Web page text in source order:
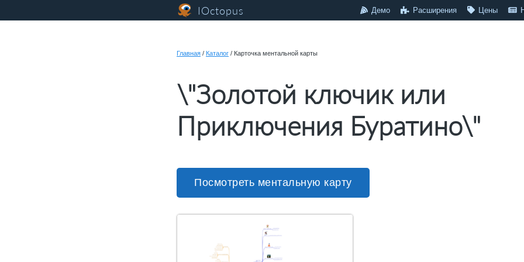
IOctopus Демо Расширения Цены
Главная / Каталог / Карточка ментальной карты
\"Золотой ключик или
Приключения Буратино\"
Посмотреть ментальную карту